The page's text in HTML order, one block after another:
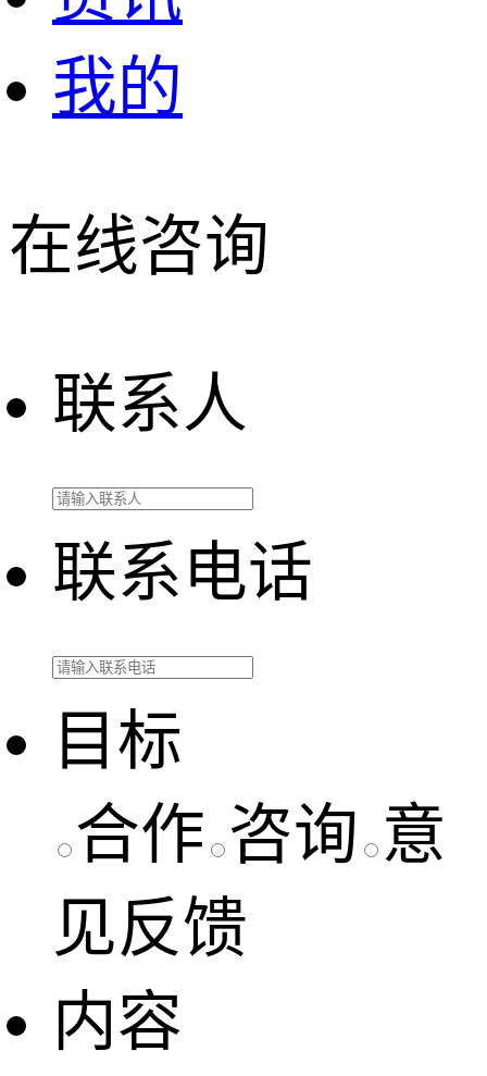
我的
在线咨询
联系人
联系电话
目标
合作 咨询 意
见反馈
内容